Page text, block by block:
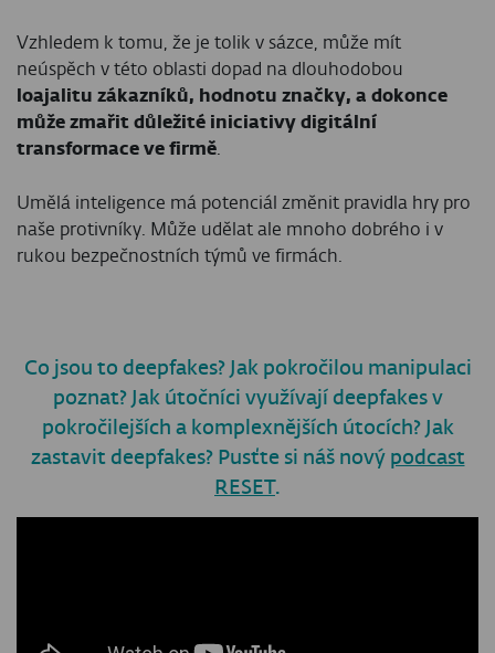
Vzhledem k tomu, že je tolik v sázce, může mít
neúspěch v této oblasti dopad na dlouhodobou
loajalitu zákazníků, hodnotu značky, a dokonce
může zmařit důležité iniciativy digitální
transformace ve firmě
Umělá inteligence má potenciál změnit pravidla hry pro
naše protivníky. Může udělat ale mnoho dobrého i v
rukou bezpečnostních týmů ve firmách.
Co jsou to deepfakes? Jak pokročilou manipulaci
poznat? Jak útočníci využívají deepfakes v
pokročilejších a komplexnějších útocích? Jak
zastavit deepfakes? Pusťte si náš nový podcast
RESET.